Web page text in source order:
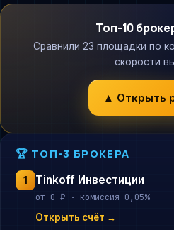
Топ-10
Сравнили 23 площадки по
скорости
▲ Открыть
🏆 ТОП-3 БРОКЕРА
1 Tinkoff Инвестиции
от 0 ₽ · комиссия 0,05%
Открыть счёт →